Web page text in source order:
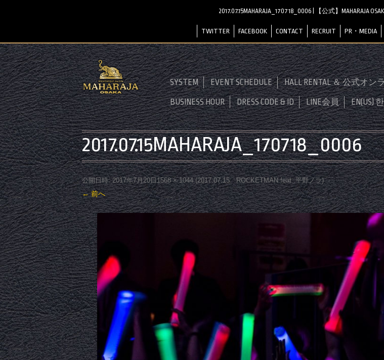
2017.07.15MAHARAJA_170718_0006 | 【公式】MAHARAJA
TWITTER FACEBOOK CONTACT RECRUIT PR・MEDIA
SYSTEM EVENT SCHEDULE HALL RENTAL ＆ 公式オ
BUSINESS HOUR DRESS CODE & ID LINE会員 EN(US)
2017.07.15MAHARAJA_170718_0006
公開日時: 2017年7月20日1568 × 1044(2017.07.15 ROCKETMAN feat. 平野ノラ)
← 前へ